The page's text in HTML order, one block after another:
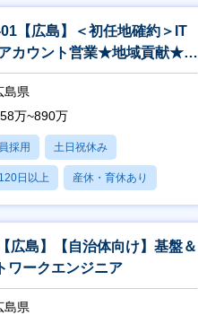
【広島】＜初任地確約＞IT
カウント営業★地域貢献★自
ITソリューション提
島県
万~890万
採用 土日祝休み
日以上 産休・育休あり
り
広島】【自治体向け】基盤＆
ワークエンジニア
島県